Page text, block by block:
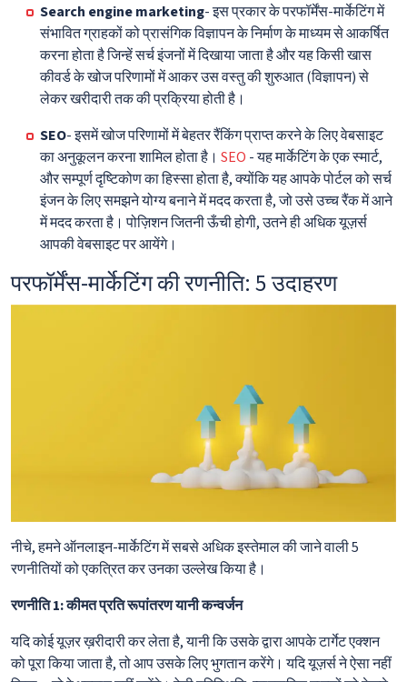
Search engine marketing- इस प्रकार के परफॉर्मेंस-मार्केटिंग में
संभावित ग्राहकों को प्रासंगिक विज्ञापन के निर्माण के माध्यम से आकर्षित
करना होता है जिन्हें सर्च इंजनों में दिखाया जाता है और यह किसी खास
कीवर्ड के खोज परिणामों में आकर उस वस्तु की शुरुआत (विज्ञापन) से
लेकर खरीदारी तक की प्रक्रिया होती है।
SEO- इसमें खोज परिणामों में बेहतर रैंकिंग प्राप्त करने के लिए वेबसाइट
का अनुकूलन करना शामिल होता है। SEO - यह मार्केटिंग के एक स्मार्ट,
और सम्पूर्ण दृष्टिकोण का हिस्सा होता है, क्योंकि यह आपके पोर्टल को सर्च
इंजन के लिए समझने योग्य बनाने में मदद करता है, जो उसे उच्च रैंक में आने
में मदद करता है। पोज़िशन जितनी ऊँची होगी, उतने ही अधिक यूज़र्स
आपकी वेबसाइट पर आयेंगे।
परफॉर्मेंस-मार्केटिंग की रणनीति: 5 उदाहरण
नीचे, हमने ऑनलाइन-मार्केटिंग में सबसे अधिक इस्तेमाल की जाने वाली 5
रणनीतियों को एकत्रित कर उनका उल्लेख किया है।
रणनीति 1: कीमत प्रति रूपांतरण यानी कन्वर्जन
यदि कोई यूज़र ख़रीदारी कर लेता है, यानी कि उसके द्वारा आपके टार्गेट एक्शन
को पूरा किया जाता है, तो आप उसके लिए भुगतान करेंगे। यदि यूज़र्स ने ऐसा नहीं